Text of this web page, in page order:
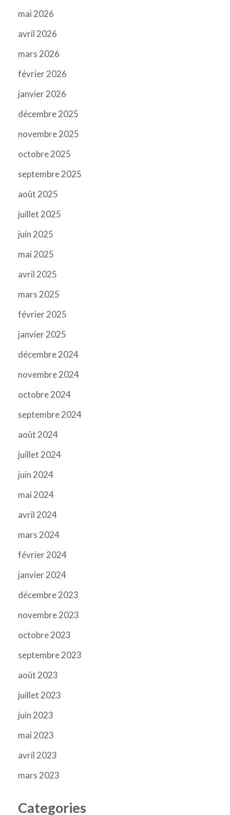
mai 2026
avril 2026
mars 2026
février 2026
janvier 2026
décembre 2025
novembre 2025
octobre 2025
septembre 2025
août 2025
juillet 2025
juin 2025
mai 2025
avril 2025
mars 2025
février 2025
janvier 2025
décembre 2024
novembre 2024
octobre 2024
septembre 2024
août 2024
juillet 2024
juin 2024
mai 2024
avril 2024
mars 2024
février 2024
janvier 2024
décembre 2023
novembre 2023
octobre 2023
septembre 2023
août 2023
juillet 2023
juin 2023
mai 2023
avril 2023
mars 2023
Categories